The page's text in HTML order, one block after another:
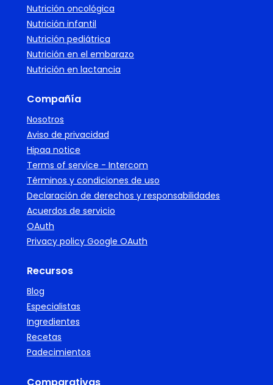
Nutrición oncológica
Nutrición infantil
Nutrición pediátrica
Nutrición en el embarazo
Nutrición en lactancia
Compañía
Nosotros
Aviso de privacidad
Hipaa notice
Terms of service - Intercom
Términos y condiciones de uso
Declaración de derechos y responsabilidades
Acuerdos de servicio
OAuth
Privacy policy Google OAuth
Recursos
Blog
Especialistas
Ingredientes
Recetas
Padecimientos